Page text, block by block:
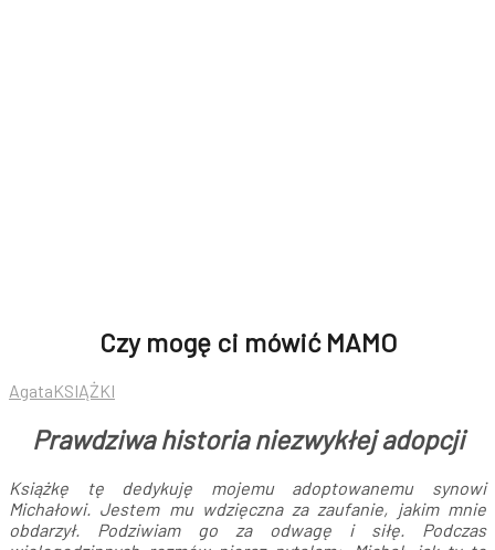
Czy mogę ci mówić MAMO
AgataKSIĄŻKI
Prawdziwa historia niezwykłej adopcji
Książkę tę dedykuję mojemu adoptowanemu synowi
Michałowi. Jestem mu wdzięczna za zaufanie, jakim mnie
obdarzył. Podziwiam go za odwagę i siłę. Podczas